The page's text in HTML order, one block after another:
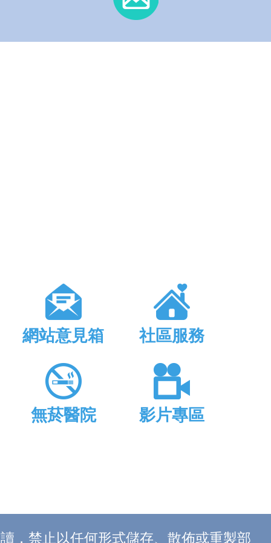
網站意見箱 社區服務
無菸醫院 影片專區
，禁止以任何形式儲存、散佈或重製部